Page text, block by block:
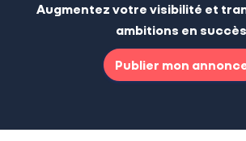
Augmentez votre visibilité et
ambitions en succès
Publier mon